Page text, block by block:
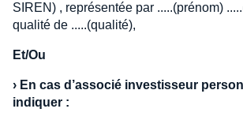
SIREN) , représentée par .....(prénom)
qualité de .....(qualité),
Et/Ou
› En cas d’associé investisseur
indiquer :